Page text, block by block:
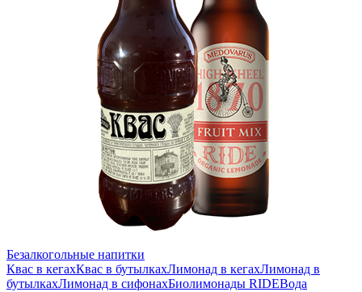
Безалкогольные напитки
Квас в кегахКвас в бутылкахЛимонад в кегахЛимонад в
бутылкахЛимонад в сифонахБиолимонады RIDEВода